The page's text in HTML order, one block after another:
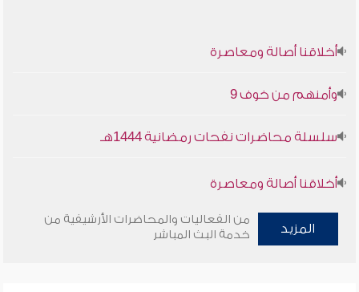
أخلاقنا أصالة ومعاصرة
وأمنهم من خوف 9
أخلاقنا أصالة ومعاصرة
وأمنهم من خوف 9
المزيد
من الفعاليات والمحاضرات الأرشيفية من
خدمة البث المباشر